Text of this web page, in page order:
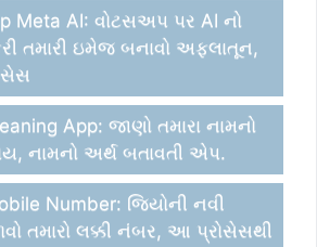
Meta AI: વોટસઅપ પર AI નો
તમારી ઇમેજ બનાવો અફલાતૂન,
App: જાણો તમારા નામનો
નામનો અર્થ બતાવતી એપ.
Number: જિયોની નવી
તમારો લક્કી નંબર, આ પ્રોસેસથી